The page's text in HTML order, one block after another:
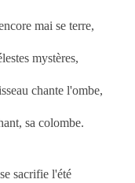
mai se terre,
mystères,
chante l'ombe,
sa colombe.
sacrifie l'été